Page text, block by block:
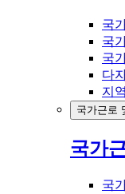
국
국
국
다
지
국가근로
국가
국